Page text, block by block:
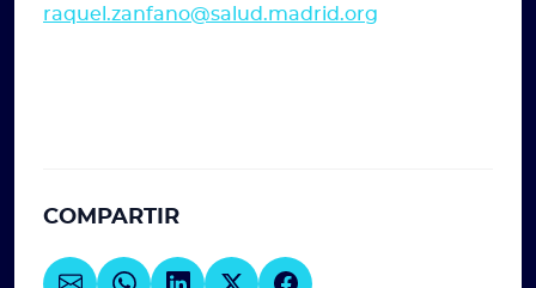
raquel.zanfano@salud.madrid.org
COMPARTIR